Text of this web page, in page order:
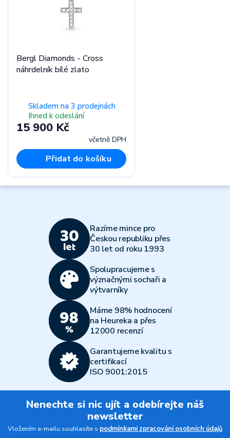
Bergl Diamonds - Cross
náhrdelník bílé zlato
Skladem na 3 prodejnách
Ihned k odeslání
15 900 Kč
včetně DPH
Přidat do košíku
Razíme mince pro
Českou republiku přes
30 let od roku 1993
Spolupracujeme s
význačnými sochaři a
výtvarníky
Máme 98% hodnocení
na Heureka a přes
12000 recenzí
Garantujeme kvalitu s
certifikací
ISO 9001:2015
Nenechte si nic ujít a odebírejte náš
newsletter
Vložením e-mailu souhlasíte s podmínkami zpracování osobních údajů